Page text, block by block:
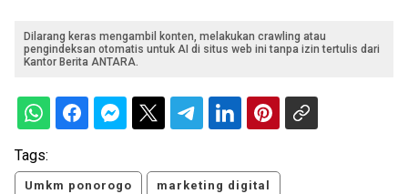
Dilarang keras mengambil konten, melakukan crawling atau
pengindeksan otomatis untuk AI di situs web ini tanpa izin tertulis dari
Kantor Berita ANTARA.
Tags:
Umkm ponorogo marketing digital